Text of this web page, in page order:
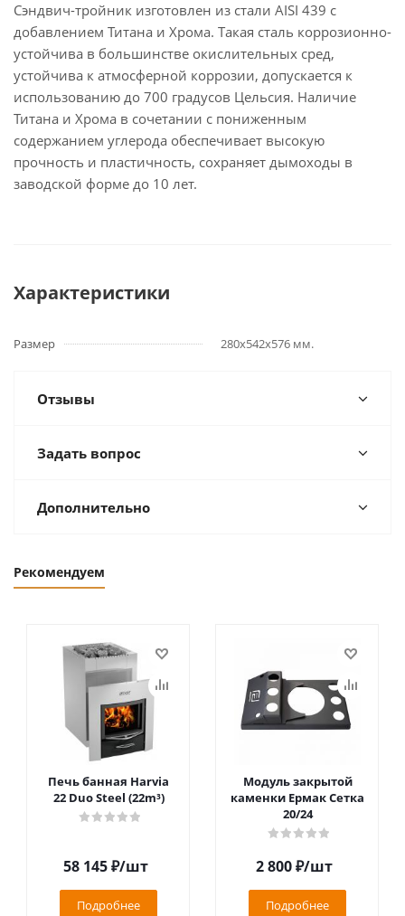
Сэндвич-тройник изготовлен из стали AISI 439 с
добавлением Титана и Хрома. Такая сталь коррозионно-
устойчива в большинстве окислительных сред,
устойчива к атмосферной коррозии, допускается к
использованию до 700 градусов Цельсия. Наличие
Титана и Хрома в сочетании с пониженным
содержанием углерода обеспечивает высокую
прочность и пластичность, сохраняет дымоходы в
заводской форме до 10 лет.
Характеристики
Размер 280х542х576 мм.
Отзывы
Задать вопрос
Дополнительно
Рекомендуем
Печь банная Harvia
22 Duo Steel (22m³)
58 145₽/шт
Подробнее
Модуль закрытой
каменки Ермак Сетка
20/24
2 800₽/шт
Подробнее